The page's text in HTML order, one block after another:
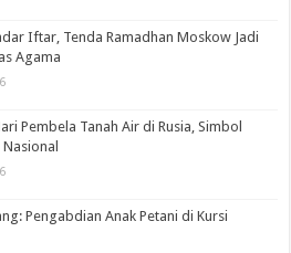
Iftar, Tenda Ramadhan Moskow Jadi
Agama
Pembela Tanah Air di Rusia, Simbol
Pengabdian Anak Petani di Kursi